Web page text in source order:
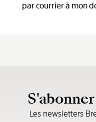
par courrier à mon
Les newsletters